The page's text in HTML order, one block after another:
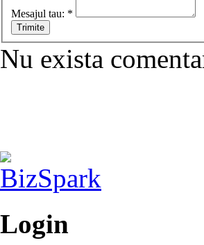
Mesajul tau: *
Nu exista
Login